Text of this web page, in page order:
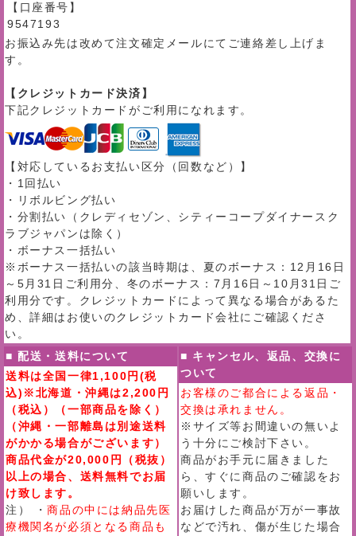
【口座番号】
9547193
お振込み先は改めて注文確定メールにてご連絡差し上げま
す。
【クレジットカード決済】
下記クレジットカードがご利用になれます。
【対応しているお支払い区分（回数など）】
・1回払い
・リボルビング払い
・分割払い（クレディセゾン、シティーコープダイナースク
ラブジャパンは除く）
・ボーナス一括払い
※ボーナス一括払いの該当時期は、夏のボーナス：12月16日
～5月31日ご利用分、冬のボーナス：7月16日～10月31日ご
利用分です。クレジットカードによって異なる場合があるた
め、詳細はお使いのクレジットカード会社にご確認くださ
い。
■ 配送・送料について
送料は全国一律1,100円(税
込)※北海道・沖縄は2,200円
（税込）（一部商品を除く）
（沖縄・一部離島は別途送料
がかかる場合がございます）
商品代金が20,000円（税抜）
以上の場合、送料無料でお届
け致します。
注） ・商品の中には納品先医
療機関名が必須となる商品も
■ キャンセル、返品、交換に
ついて
お客様のご都合による返品・
交換は承れません。
※サイズ等お間違いの無いよ
う十分にご検討下さい。
商品がお手元に届きました
ら、すぐに商品のご確認をお
願いします。
お届けした商品が万が一事故
などで汚れ、傷が生じた場合